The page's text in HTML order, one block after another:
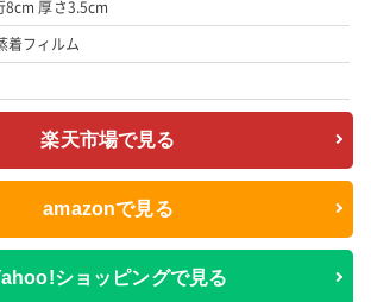
8cm 厚さ3.5cm
着フィルム
楽天市場で見る
amazonで見る
ショッピングで見る